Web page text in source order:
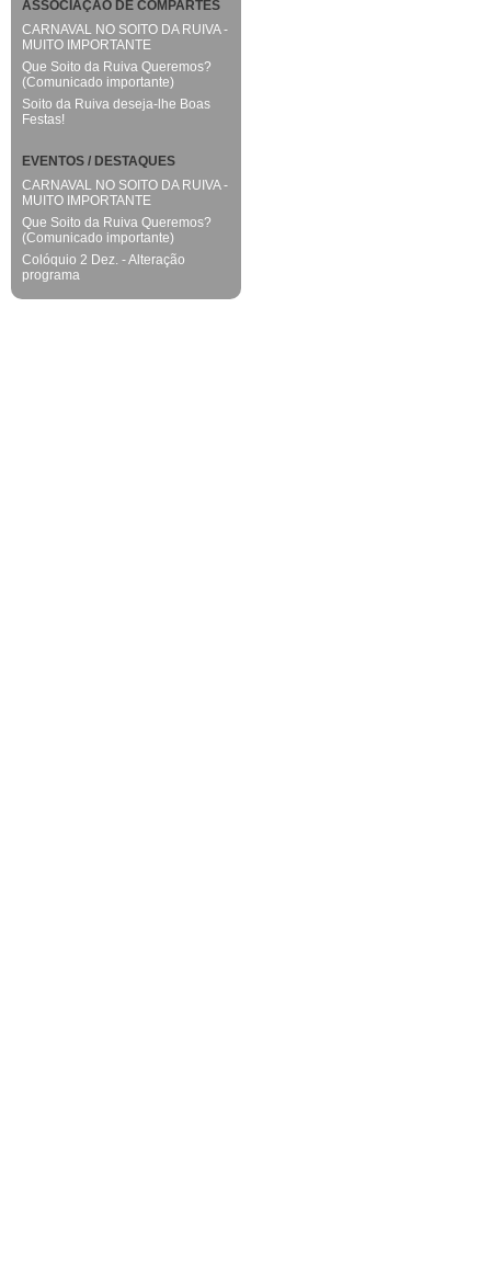
ASSOCIAÇÃO DE COMPARTES
CARNAVAL NO SOITO DA RUIVA -
MUITO IMPORTANTE
Que Soito da Ruiva Queremos?
(Comunicado importante)
Soito da Ruiva deseja-lhe Boas
Festas!
EVENTOS / DESTAQUES
CARNAVAL NO SOITO DA RUIVA -
MUITO IMPORTANTE
Que Soito da Ruiva Queremos?
(Comunicado importante)
Colóquio 2 Dez. - Alteração
programa